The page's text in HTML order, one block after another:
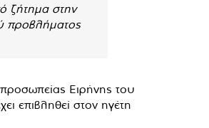
ζήτημα στην
προβλήματος
Ειρήνης του
επιβληθεί στον ηγέτη